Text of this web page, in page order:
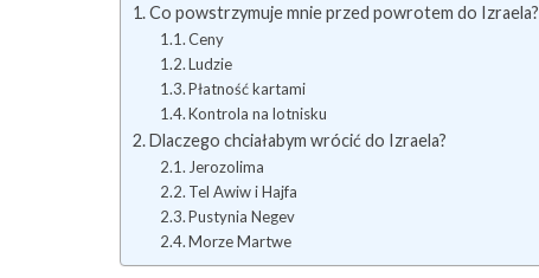
Co powstrzymuje mnie przed powrotem do Izraela?
Ceny
Ludzie
Płatność kartami
Kontrola na lotnisku
Dlaczego chciałabym wrócić do Izraela?
Jerozolima
Tel Awiw i Hajfa
Pustynia Negev
Morze Martwe